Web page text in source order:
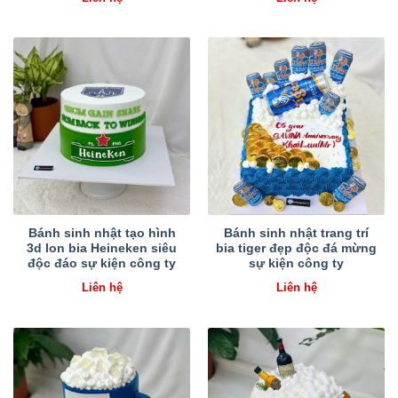
Bánh sinh nhật tạo hình
3d lon bia Heineken siêu
độc đáo sự kiện công ty
Liên hệ
Bánh sinh nhật trang trí
bia tiger đẹp độc đá mừng
sự kiện công ty
Liên hệ